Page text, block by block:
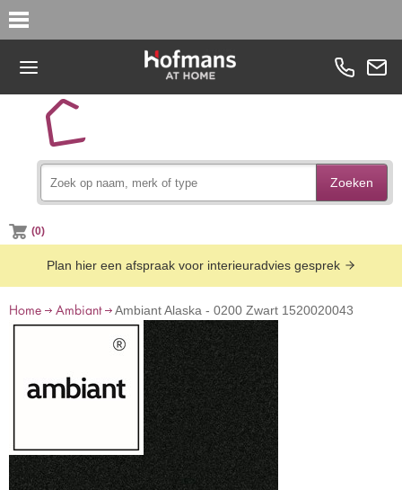
Zoeken
(0)
Plan hier een afspraak voor interieuradvies gesprek
Home Ambiant Ambiant Alaska - 0200 Zwart 1520020043